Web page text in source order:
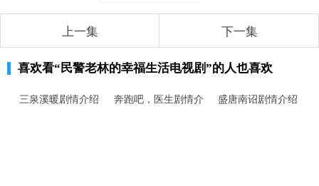
上一集 下一集
喜欢看“民警老林的幸福生活电视剧”的人也喜欢
三泉溪暖剧情介绍
奔跑吧，医生剧情介
盛唐南诏剧情介绍